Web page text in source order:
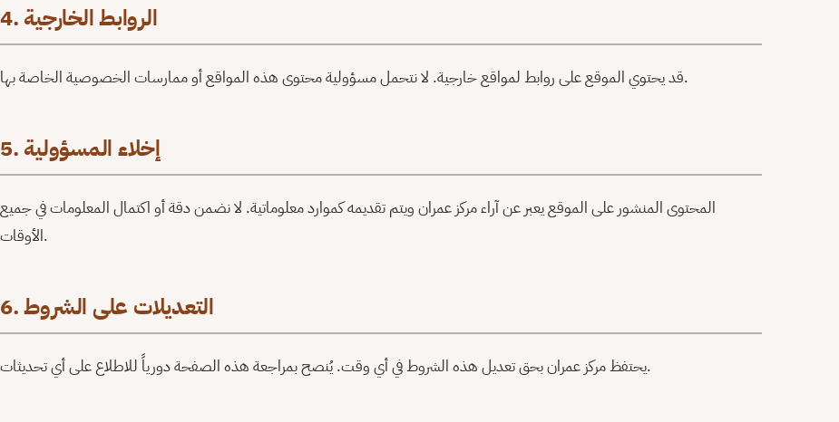
4. الروابط الخارجية
قد يحتوي الموقع على روابط لمواقع خارجية. لا نتحمل مسؤولية محتوى هذه المواقع أو ممارسات الخصوصية الخاصة بها.
5. إخلاء المسؤولية
المحتوى المنشور على الموقع يعبر عن آراء مركز عمران ويتم تقديمه كموارد معلوماتية. لا نضمن دقة أو اكتمال المعلومات في جميع
الأوقات.
6. التعديلات على الشروط
يحتفظ مركز عمران بحق تعديل هذه الشروط في أي وقت. يُنصح بمراجعة هذه الصفحة دورياً للاطلاع على أي تحديثات.